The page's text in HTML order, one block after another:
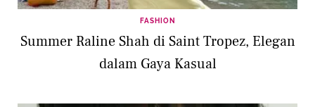
FASHION
Summer Raline Shah di Saint Tropez, Elegan
dalam Gaya Kasual